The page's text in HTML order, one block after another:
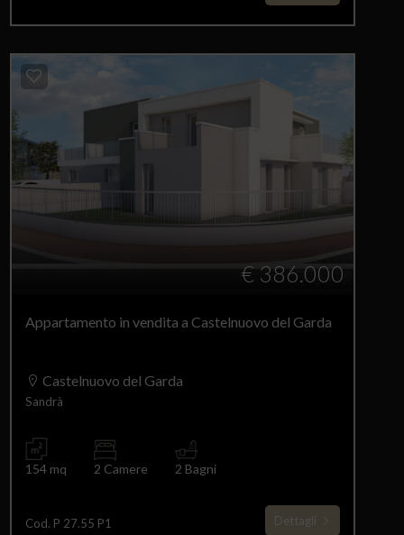
€ 386.000
Appartamento in vendita a Castelnuovo del Garda
Castelnuovo del Garda
Sandrà
154 mq 2 Camere 2 Bagni
Cod. P 27.55 P1 Dettagli